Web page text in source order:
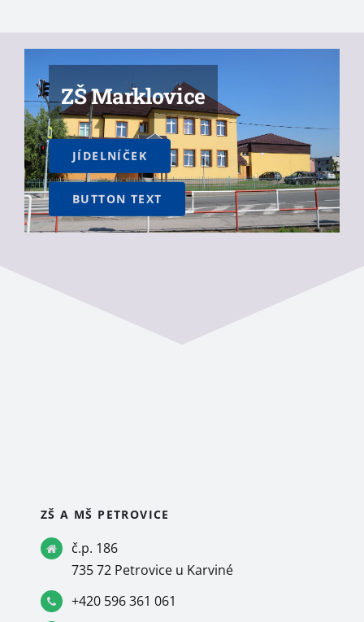
BUTTON TEXT
BUTTON TEXT
ZŠ A MŠ PETROVICE
č.p. 186
735 72 Petrovice u Karviné
+420 596 361 061